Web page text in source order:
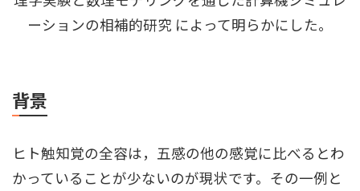
ーションの相補的研究 によって明らかにした。
背景
ヒト触知覚の全容は，五感の他の感覚に比べるとわ
かっていることが少ないのが現状です。その一例と